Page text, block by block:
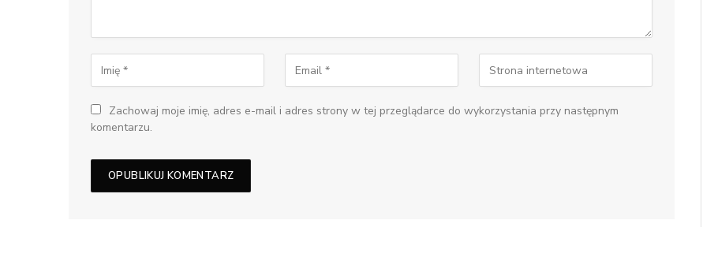
Zachowaj moje imię, adres e-mail i adres strony w tej przeglądarce do wykorzystania przy następnym
komentarzu.